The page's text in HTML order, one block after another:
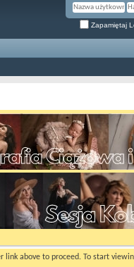
Zapamiętaj
link above to proceed. To start